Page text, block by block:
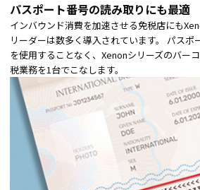
パスポート番号の読み取りにも最適
インバウンド消費を加速させる免税店にも
リーダーは数多く導入されています。 パス
を使用することなく、Xenonシリーズのバー
税業務を1台でこなします。